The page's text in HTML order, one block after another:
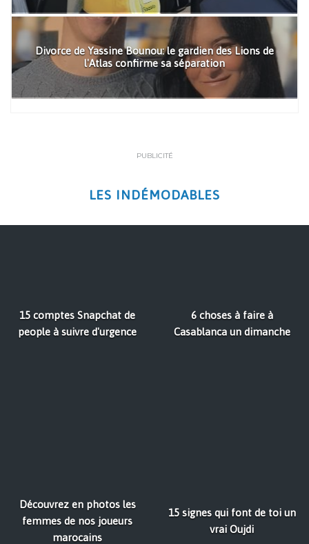
Divorce de Yassine Bounou: le gardien des Lions de
l'Atlas confirme sa séparation
PUBLICITÉ
LES INDÉMODABLES
15 comptes Snapchat de
people à suivre d'urgence
6 choses à faire à
Casablanca un dimanche
Découvrez en photos les
femmes de nos joueurs
marocains
15 signes qui font de toi un
vrai Oujdi